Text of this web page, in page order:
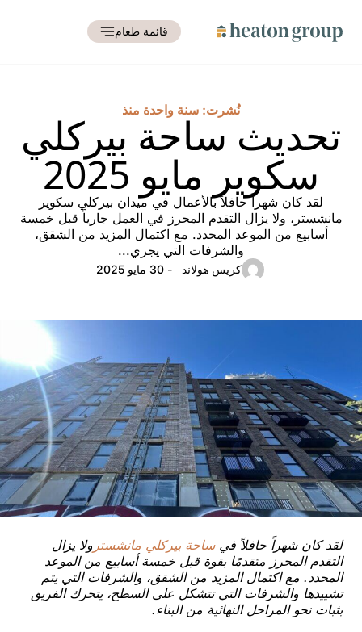
قائمة طعام
نُشرت: سنة واحدة منذ
تحديث ساحة بيركلي
سكوير مايو 2025
لقد كان شهراً حافلاً بالأعمال في ميدان بيركلي سكوير
مانشستر، ولا يزال التقدم المحرز في العمل جارياً قبل خمسة
أسابيع من الموعد المحدد. مع اكتمال المزيد من الشقق،
والشرفات التي يجري...
كريس هولاند - 30 مايو 2025
لقد كان شهراً حافلاً في ساحة بيركلي مانشستر ولا يزال
التقدم المحرز متقدمًا بقوة قبل خمسة أسابيع من الموعد
المحدد. مع اكتمال المزيد من الشقق، والشرفات التي يتم
تشييدها والشرفات التي تتشكل على السطح، يتحرك الفريق
بثبات نحو المراحل النهائية من البناء.